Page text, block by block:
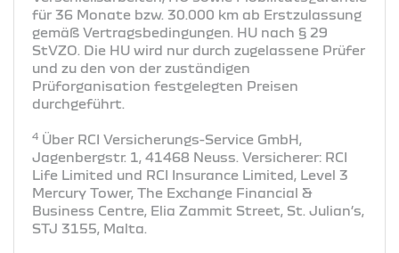
für 36 Monate bzw. 30.000 km ab Erstzulassung
gemäß Vertragsbedingungen. HU nach § 29
StVZO. Die HU wird nur durch zugelassene Prüfer
und zu den von der zuständigen
Prüforganisation festgelegten Preisen
durchgeführt.
4 Über RCI Versicherungs-Service GmbH,
Jagenbergstr. 1, 41468 Neuss. Versicherer: RCI
Life Limited und RCI Insurance Limited, Level 3
Mercury Tower, The Exchange Financial &
Business Centre, Elia Zammit Street, St. Julian’s,
STJ 3155, Malta.